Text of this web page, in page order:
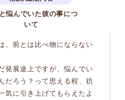
悩んでいた彼の事につ
いて
、前とは比べ物にならない
発展途上ですが、悩んでい
だろう？って思える程、彷
気に引き上げてもらえたよ